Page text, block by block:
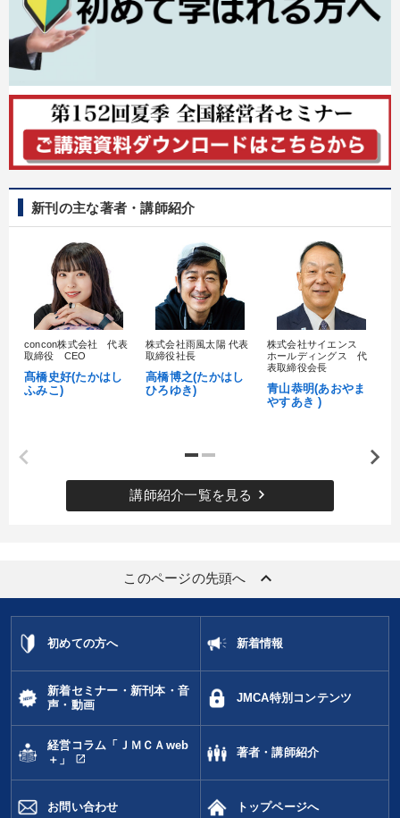
新刊の主な著者・講師紹介
concon株式会社 代表
取締役 CEO
髙橋史好(たかはし
ふみこ)
株式会社雨風太陽 代表
取締役社長
高橋博之(たかはし
ひろゆき)
株式会社サイエンス
ホールディングス 代
表取締役会長
青山恭明(あおやま
やすあき )
講師紹介一覧を見る keyboard_arrow_right
このページの先頭へ keyboard_arrow_up
初めての方へ 新着情報
新着セミナー・新刊本・音
声・動画
JMCA特別コンテンツ
経営コラム「ＪＭＣＡweb
＋」
open_in_new
著者・講師紹介
お問い合わせ トップページへ